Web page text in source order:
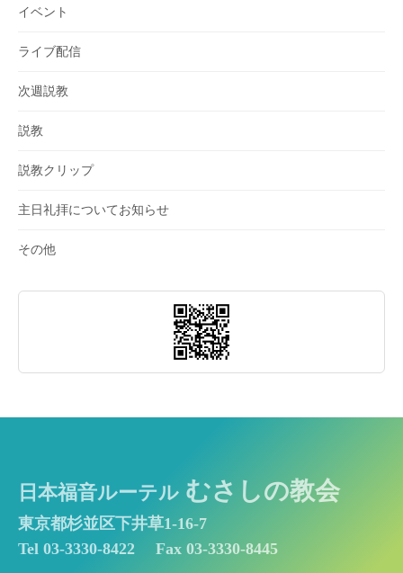
イベント
ライブ配信
次週説教
説教
説教クリップ
主日礼拝についてお知らせ
その他
日本福音ルーテル むさしの教会
東京都杉並区下井草1-16-7
Tel 03-3330-8422
Fax 03-3330-8445